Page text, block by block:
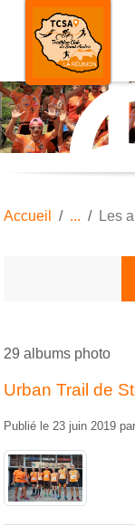
Accueil Les
29 albums photo
Urban Trail de
Publié le 23 juin 2019 par
Panneau de gestion